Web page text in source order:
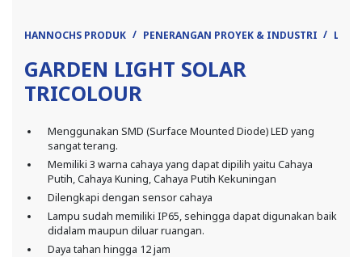
HANNOCHS PRODUK PENERANGAN PROYEK & INDUSTRI
GARDEN LIGHT SOLAR
TRICOLOUR
Menggunakan SMD (Surface Mounted Diode) LED yang
sangat terang.
Memiliki 3 warna cahaya yang dapat dipilih yaitu Cahaya
Putih, Cahaya Kuning, Cahaya Putih Kekuningan
Dilengkapi dengan sensor cahaya
Lampu sudah memiliki IP65, sehingga dapat digunakan baik
didalam maupun diluar ruangan.
Daya tahan hingga 12 jam